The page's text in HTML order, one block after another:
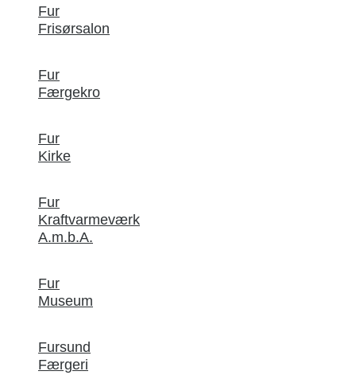
Fur
Frisørsalon
Fur
Færgekro
Fur
Kirke
Fur
Kraftvarmeværk
A.m.b.A.
Fur
Museum
Fursund
Færgeri